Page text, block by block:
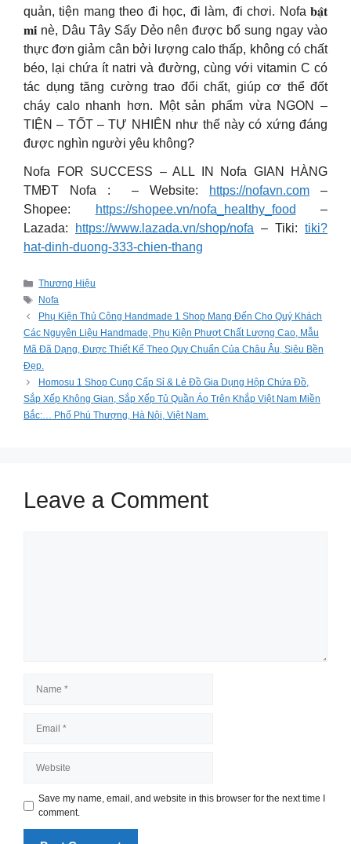
quản, tiện mang theo đi học, đi làm, đi chơi. Nofa 𝐛𝐚̣̂𝐭
𝐦𝐢́ nè, Dâu Tây Sấy Dẻo nên được bổ sung ngay vào
thực đơn giảm cân bởi lượng calo thấp, không có chất
béo, lại chứa ít natri và đường, cùng với vitamin C có
tác dụng tăng cường trao đổi chất, giúp cơ thể đốt
cháy calo nhanh hơn. Một sản phẩm vừa NGON –
TIỆN – TỐT – TỰ NHIÊN như thế này có xứng đáng
được nghìn người yêu không?
Nofa FOR SUCCESS – ALL IN Nofa GIAN HÀNG
TMĐT Nofa : – Website:
https://nofavn.com –
Shopee:
https://shopee.vn/nofa_healthy_food –
Lazada:
https://www.lazada.vn/shop/nofa – Tiki: tiki?
hat-dinh-duong-333-chien-thang
Categories
Thương Hiệu
Tags
Nofa
Phụ Kiện Thủ Công Handmade 1 Shop Mang Đến Cho Quý Khách
Các Nguyên Liệu Handmade, Phụ Kiện Phượt Chất Lượng Cao, Mẫu
Mã Đã Dạng, Được Thiết Kế Theo Quy Chuẩn Của Châu Âu, Siêu Bền
Đẹp.
Homosu 1 Shop Cung Cấp Sỉ & Lẻ Đồ Gia Dụng Hộp Chứa Đồ,
Sắp Xếp Không Gian, Sắp Xếp Tủ Quần Áo Trên Khắp Việt Nam Miền
Bắc:… Phố Phú Thượng, Hà Nội, Việt Nam.
Leave a Comment
Save my name, email, and website in this browser for the next time I
comment.